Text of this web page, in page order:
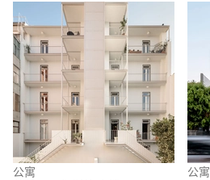
公寓
公寓